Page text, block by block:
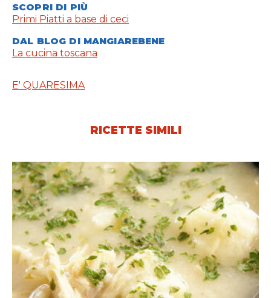
SCOPRI DI PIÙ
Primi Piatti a base di ceci
DAL BLOG DI MANGIAREBENE
La cucina toscana
E' QUARESIMA
RICETTE SIMILI